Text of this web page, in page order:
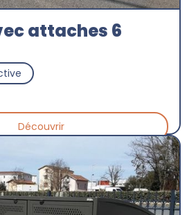
attaches 6
Découvrir